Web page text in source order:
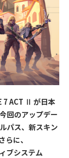
7 ACT Ⅱ が日本
回のアップデー
パス、新スキン
に、
ブシステム